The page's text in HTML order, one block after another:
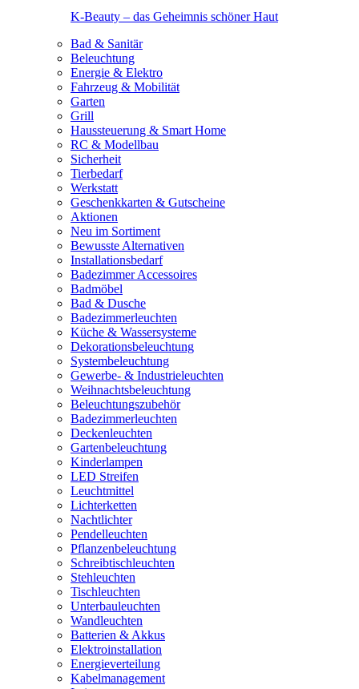
K-Beauty – das Geheimnis schöner Haut
Bad & Sanitär
Beleuchtung
Energie & Elektro
Fahrzeug & Mobilität
Garten
Grill
Haussteuerung & Smart Home
RC & Modellbau
Sicherheit
Tierbedarf
Werkstatt
Geschenkkarten & Gutscheine
Aktionen
Neu im Sortiment
Bewusste Alternativen
Installationsbedarf
Badezimmer Accessoires
Badmöbel
Bad & Dusche
Badezimmerleuchten
Küche & Wassersysteme
Dekorationsbeleuchtung
Systembeleuchtung
Gewerbe- & Industrieleuchten
Weihnachtsbeleuchtung
Beleuchtungszubehör
Badezimmerleuchten
Deckenleuchten
Gartenbeleuchtung
Kinderlampen
LED Streifen
Leuchtmittel
Lichterketten
Nachtlichter
Pendelleuchten
Pflanzenbeleuchtung
Schreibtischleuchten
Stehleuchten
Tischleuchten
Unterbauleuchten
Wandleuchten
Batterien & Akkus
Elektroinstallation
Energieverteilung
Kabelmanagement